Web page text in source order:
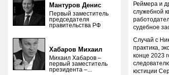
Мантуров Денис
Первый заместитель
председателя
правительства РФ
Хабаров Михаил
Михаил Хабаров –
первый заместитель
президента –...
Реймера и
служебной
судебное
Случай с
практика,
конце 2023
юстиции